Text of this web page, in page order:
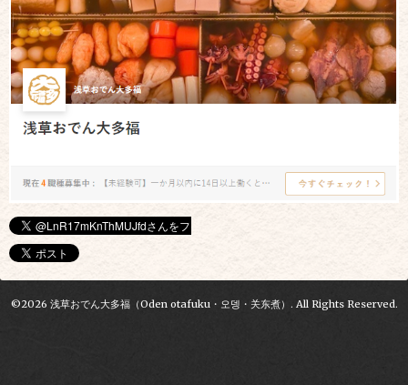
©2026 浅草おでん大多福（Oden otafuku・오뎅・关东煮） . All Rights Reserved.